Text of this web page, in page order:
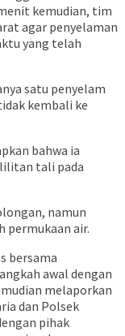
kemudian, tim
agar penyelaman
yang telah
satu penyelam
kembali ke
bahwa ia
tali pada
namun
permukaan air.
bersama
awal dengan
melaporkan
dan Polsek
pihak